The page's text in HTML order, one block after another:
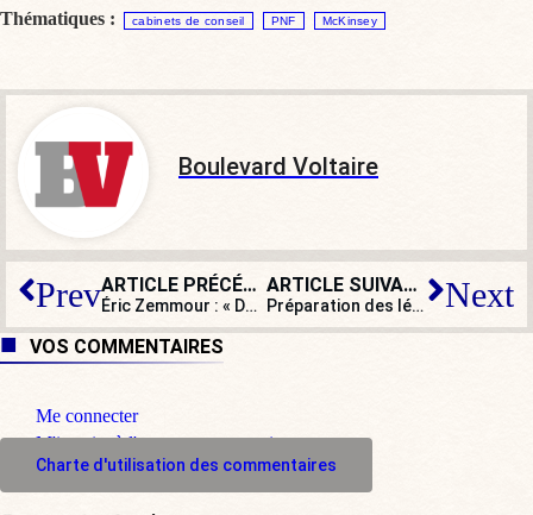
Thématiques : cabinets de conseil PNF McKinsey
Boulevard Voltaire
Prev ARTICLE PRÉCÉDENT
Éric Zemmour : « Depuis le début, il y a une rencontre entre ce que je dis et ce que ressentent les Français »
ARTICLE SUIVANT
Préparation des législatives : Chevènement et les sous-traitants de la Macronie Next
VOS COMMENTAIRES
Me connecter
M'inscrire à l'espace commentaire
Charte d'utilisation des commentaires